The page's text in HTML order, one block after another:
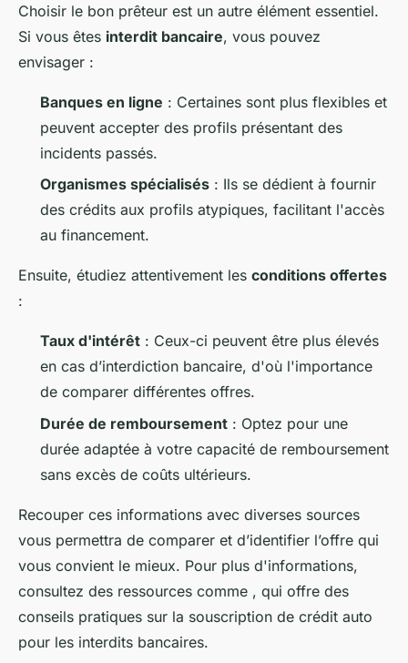
Choisir le bon prêteur est un autre élément essentiel.
Si vous êtes interdit bancaire, vous pouvez
envisager :
Banques en ligne : Certaines sont plus flexibles et
peuvent accepter des profils présentant des
incidents passés.
Organismes spécialisés : Ils se dédient à fournir
des crédits aux profils atypiques, facilitant l'accès
au financement.
Ensuite, étudiez attentivement les conditions offertes
:
Taux d'intérêt : Ceux-ci peuvent être plus élevés
en cas d’interdiction bancaire, d'où l'importance
de comparer différentes offres.
Durée de remboursement : Optez pour une
durée adaptée à votre capacité de remboursement
sans excès de coûts ultérieurs.
Recouper ces informations avec diverses sources
vous permettra de comparer et d’identifier l’offre qui
vous convient le mieux. Pour plus d'informations,
consultez des ressources comme , qui offre des
conseils pratiques sur la souscription de crédit auto
pour les interdits bancaires.